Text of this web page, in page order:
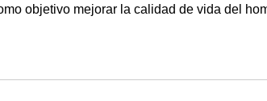
objetivo mejorar la calidad de vida del